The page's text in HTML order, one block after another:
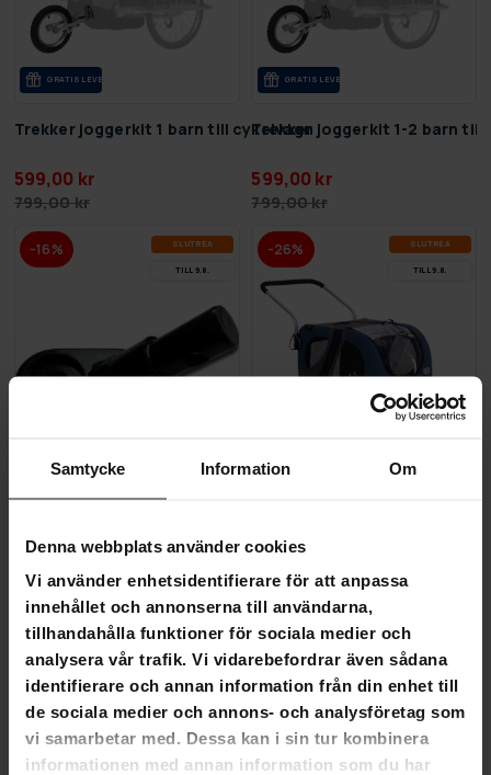
Samtycke Information Om
Denna webbplats använder cookies
Vi använder enhetsidentifierare för att anpassa
innehållet och annonserna till användarna,
tillhandahålla funktioner för sociala medier och
analysera vår trafik. Vi vidarebefordrar även sådana
identifierare och annan information från din enhet till
de sociala medier och annons- och analysföretag som
vi samarbetar med. Dessa kan i sin tur kombinera
informationen med annan information som du har
GRA­TIS LE­VE­RANS
Trekker joggerkit 1 barn till cykelvagn
599,00 kr
799,00 kr
GRA­TIS LE­VE­RANS
Trekker joggerkit 1-2 barn till
599,00 kr
799,00 kr
-16% SLUT­REA
TILL 9.8.
Tilläggsfastsättning till cykelvagn
249,00 kr
299,00 kr
-26% SLUT­REA
TILL 9.8.
Trekker Hundvag 2-IN-1
1 990,00 kr
2 690,00 kr
Förbeställ produkt - leveranser
TILL 9.8.